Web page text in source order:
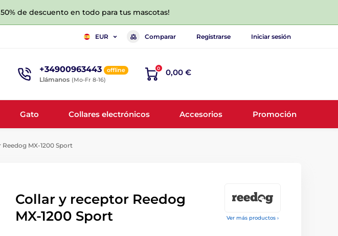
de descuento en todo para tus mascotas!
EUR Comparar Registrarse Iniciar sesión
+34900963443 offline
Llámanos (Mo-Fr 8-16)
0 0,00 €
Gato Collares electrónicos Accesorios Promoción
MX-1200 Sport
Ver más productos ›
Collar y receptor Reedog
MX-1200 Sport